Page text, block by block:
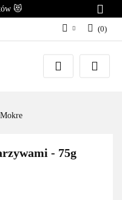
😻
Zaloguj się
Załóż konto
(0)
- 75g